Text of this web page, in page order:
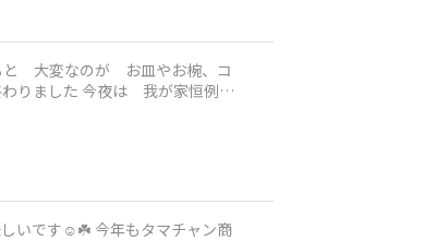
が家恒例の
タマチャン商